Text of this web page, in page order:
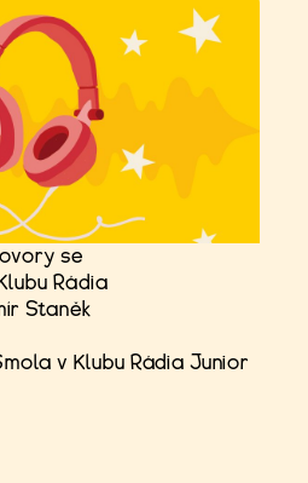
se
Rádia
Staněk
v Klubu Rádia Junior